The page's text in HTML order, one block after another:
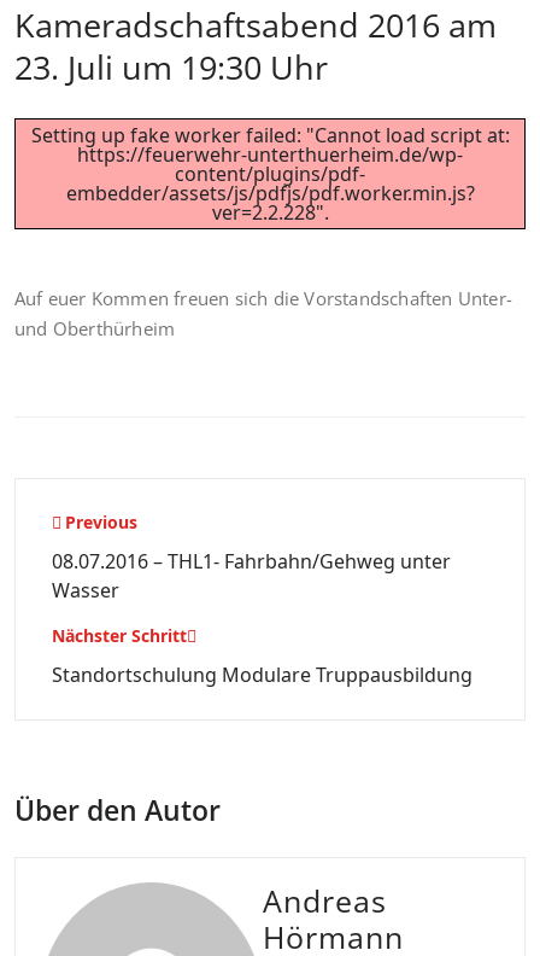
Kameradschaftsabend 2016 am
23. Juli um 19:30 Uhr
Setting up fake worker failed: "Cannot load script at:
https://feuerwehr-unterthuerheim.de/wp-
content/plugins/pdf-
embedder/assets/js/pdfjs/pdf.worker.min.js?
ver=2.2.228".
Auf euer Kommen freuen sich die Vorstandschaften Unter-
und Oberthürheim
Beitragsnavigation
Previous
08.07.2016 – THL1- Fahrbahn/Gehweg unter
Wasser
Nächster Schritt
Standortschulung Modulare Truppausbildung
Über den Autor
Andreas
Hörmann